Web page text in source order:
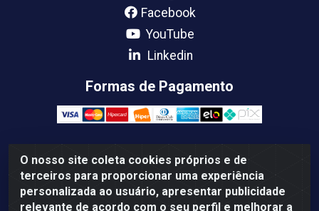
O nosso site coleta cookies próprios e de
terceiros para proporcionar uma experiência
personalizada ao usuário, apresentar publicidade
relevante de acordo com o seu perfil e melhorar a
Facebook
YouTube
Linkedin
Formas de Pagamento
Femabra Comercio de Ferramentas e Maquinas LTDA -
07.772.337/0001-66 - BR 316 Km 08 Rua Joao Canuto,
195 - Centro, Ananindeua/PA - CEP: 67030-130